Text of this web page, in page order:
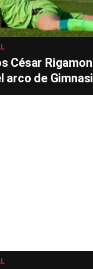
César
arco de